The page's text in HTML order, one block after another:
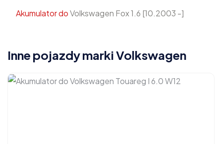
Akumulator doVolkswagen Fox 1.6 [10.2003 -]
Inne pojazdy marki Volkswagen